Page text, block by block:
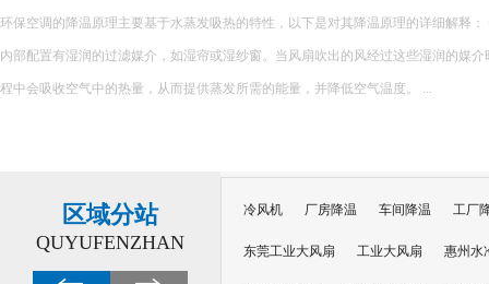
很多工厂降温陷入误区：夏天热了就加装风扇、堆砌普通空调，看似设备齐全，
越高，设备闲置浪费、投入打水漂。不同车间工况不同，盲目跟风安装设备，不仅
加企业运营负担。 &nb...
区域分站
QUYUFENZHAN
冷风机 厂房降温 车间降温 工厂
东莞工业大风扇 工业大风扇 惠州水